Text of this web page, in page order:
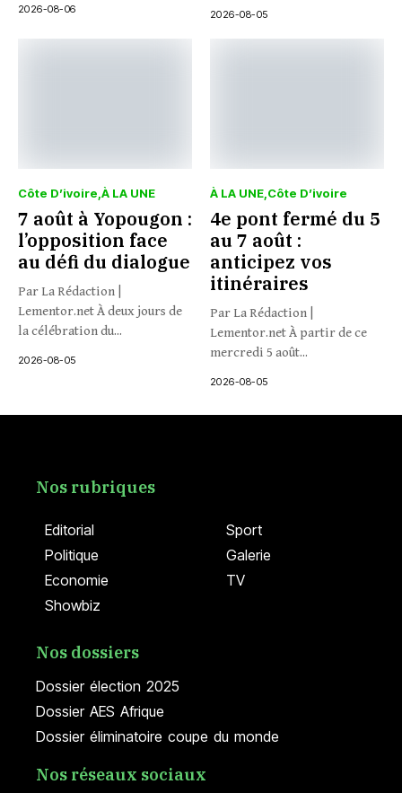
2026-08-06 2026-08-05
Côte D’ivoire À LA UNE
7 août à Yopougon :
l’opposition face
au défi du dialogue
Par La Rédaction |
Lementor.net À deux jours de
la célébration du...
2026-08-05
À LA UNE Côte D’ivoire
4e pont fermé du 5
au 7 août :
anticipez vos
itinéraires
Par La Rédaction |
Lementor.net À partir de ce
mercredi 5 août...
2026-08-05
Editorial
Politique
Economie
Showbiz
Sport
Galerie
TV
Nos rubriques
Dossier élection 2025
Dossier AES Afrique
Dossier éliminatoire coupe du monde
Nos dossiers
Nos réseaux sociaux